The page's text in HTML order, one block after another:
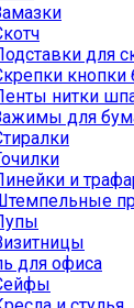
для
кнопки
нитки
для
и
для офиса